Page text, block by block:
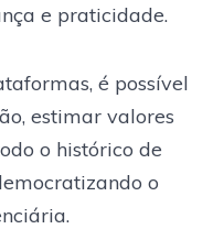
e praticidade.
é possível
estimar valores
o histórico de
o